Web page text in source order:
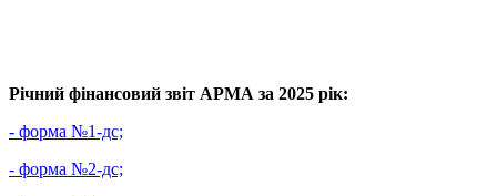
Річний фінансовий звіт АРМА за 2025 рік:
- форма №1-дс;
- форма №2-дс;